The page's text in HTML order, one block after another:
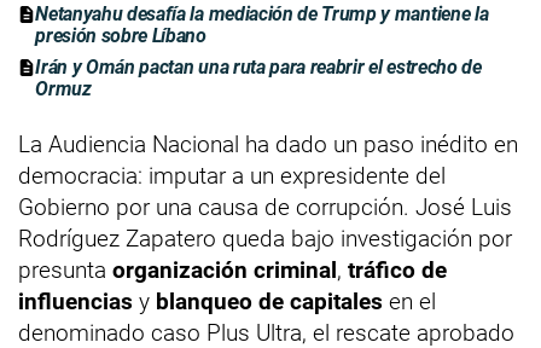
Netanyahu desafía la mediación de Trump y mantiene la
presión sobre Líbano
Irán y Omán pactan una ruta para reabrir el estrecho de
Ormuz
La Audiencia Nacional ha dado un paso inédito en
democracia: imputar a un expresidente del
Gobierno por una causa de corrupción. José Luis
Rodríguez Zapatero queda bajo investigación por
presunta organización criminal, tráfico de
influencias y blanqueo de capitales en el
denominado caso Plus Ultra, el rescate aprobado